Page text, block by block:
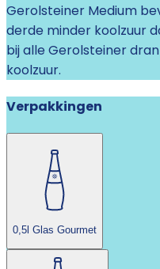
Gerolsteiner Medium
derde minder koolzuur
bij alle Gerolsteiner
koolzuur.
Verpakkingen
0,5l Glas Gourmet